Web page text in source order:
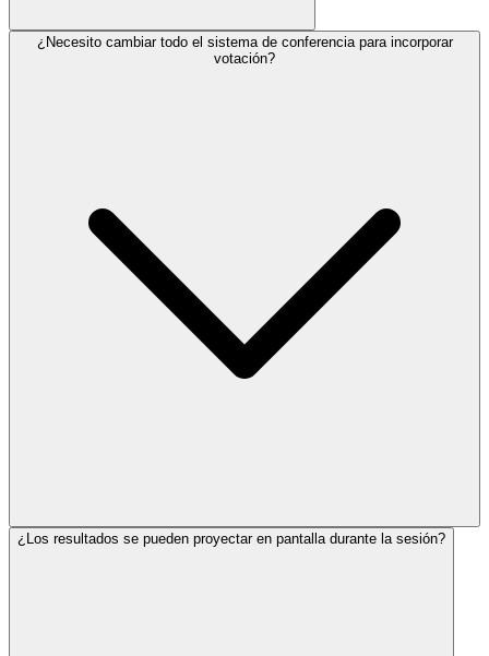
¿Necesito cambiar todo el sistema de conferencia para incorporar
votación?
¿Los resultados se pueden proyectar en pantalla durante la sesión?